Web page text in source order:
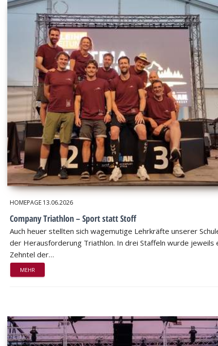
HOMEPAGE 13.06.2026
Company Triathlon – Sport statt Stoff
Auch heuer stellten sich wagemutige Lehrkräfte unserer
der Herausforderung Triathlon. In drei Staffeln wurde jeweils
Zehntel der…
MEHR